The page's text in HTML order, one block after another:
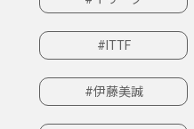
#ITTF
#伊藤美誠